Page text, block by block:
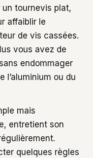
tournevis plat,
affaiblir le
de vis cassées.
vous avez de
endommager
l’aluminium ou du
mais
entretient son
quelques règles